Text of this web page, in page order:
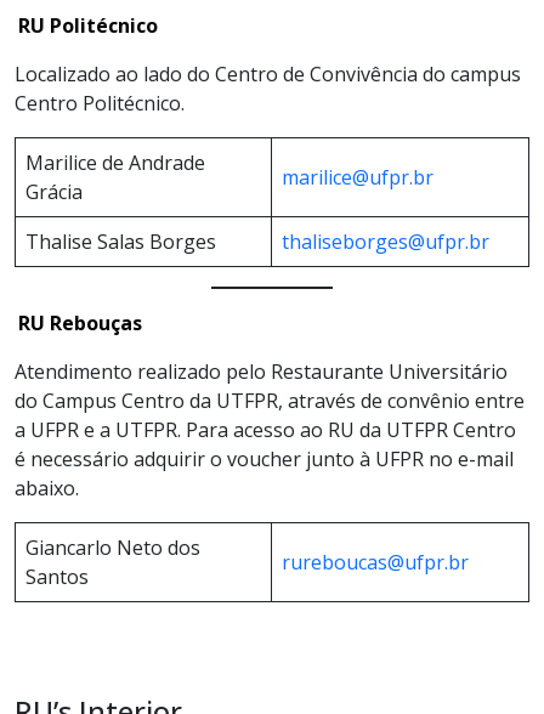
RU Politécnico
Localizado ao lado do Centro de Convivência do campus
Centro Politécnico.
Marilice de Andrade
Grácia
marilice@ufpr.br
Thalise Salas Borges thaliseborges@ufpr.br
RU Rebouças
Atendimento realizado pelo Restaurante Universitário
do Campus Centro da UTFPR, através de convênio entre
a UFPR e a UTFPR. Para acesso ao RU da UTFPR Centro
é necessário adquirir o voucher junto à UFPR no e-mail
abaixo.
Giancarlo Neto dos
Santos
rureboucas@ufpr.br